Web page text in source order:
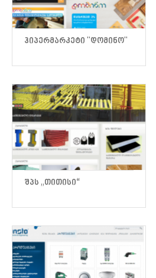
ᲰᲘᲞᲔᲠᲛᲐᲠᲙᲔᲢᲘ "ᲓᲝᲛᲘᲜᲝ"
ᲨᲞᲡ „ᲗᲘᲗᲘᲡᲘ“